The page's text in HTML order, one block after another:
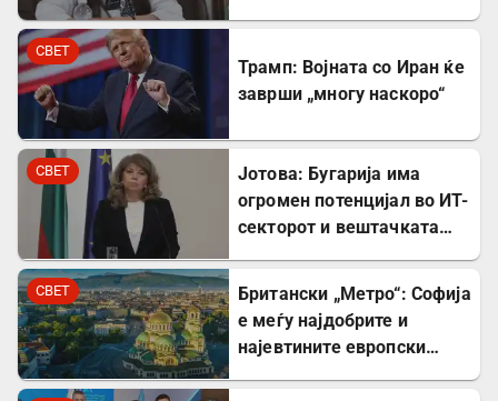
СВЕТ
Трамп: Војната со Иран ќе
заврши „многу наскоро“
СВЕТ
Јотова: Бугарија има
огромен потенцијал во ИТ-
секторот и вештачката
СВЕТ
Британски „Метро“: Софија
е меѓу најдобрите и
најевтините европски